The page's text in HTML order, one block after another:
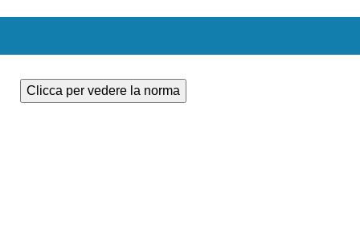
Clicca per vedere la norma